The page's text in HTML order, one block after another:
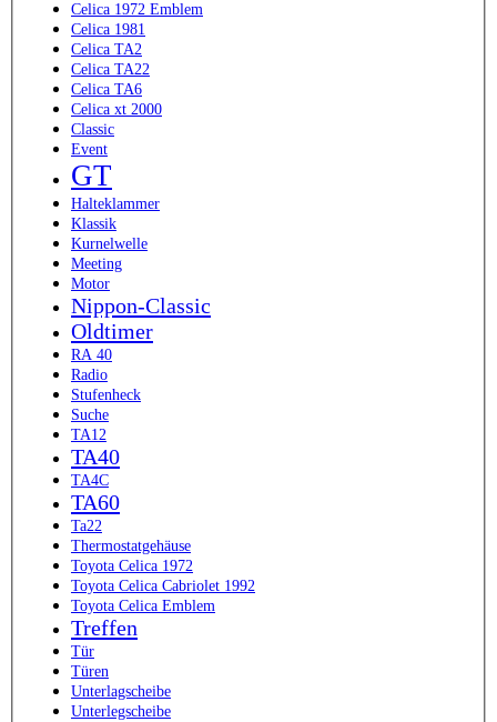
Celica 1972 Emblem
Celica 1981
Celica TA2
Celica TA22
Celica TA6
Celica xt 2000
Classic
Event
GT
Halteklammer
Klassik
Kurnelwelle
Meeting
Motor
Nippon-Classic
Oldtimer
RA 40
Radio
Stufenheck
Suche
TA12
TA40
TA4C
TA60
Ta22
Thermostatgehäuse
Toyota Celica 1972
Toyota Celica Cabriolet 1992
Toyota Celica Emblem
Treffen
Tür
Türen
Unterlagscheibe
Unterlegscheibe